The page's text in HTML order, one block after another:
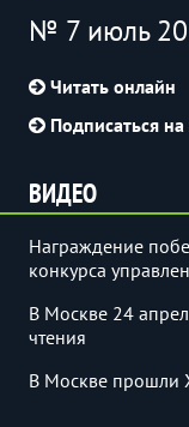
№ 7 июль
Читать онлайн
Подписаться
ВИДЕО
Награждение
конкурса
В Москве 24
чтения
В Москве прошли